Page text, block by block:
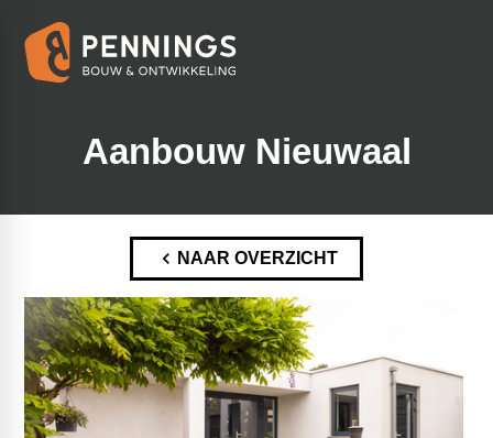
Aanbouw Nieuwaal
NAAR OVERZICHT